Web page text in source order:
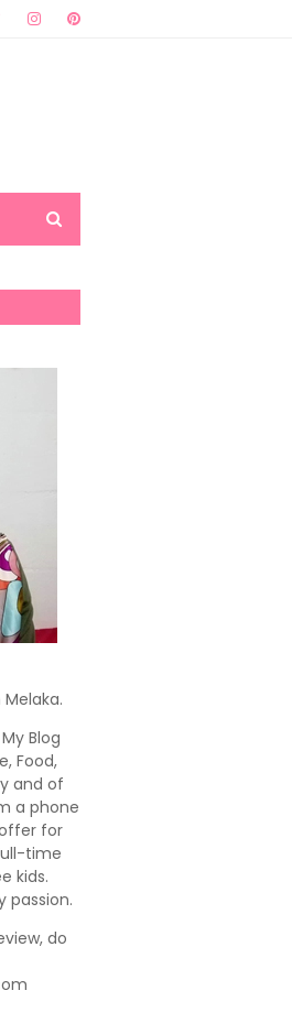
Blog
Food,
and of
a phone
for
time
kids.
passion.
do